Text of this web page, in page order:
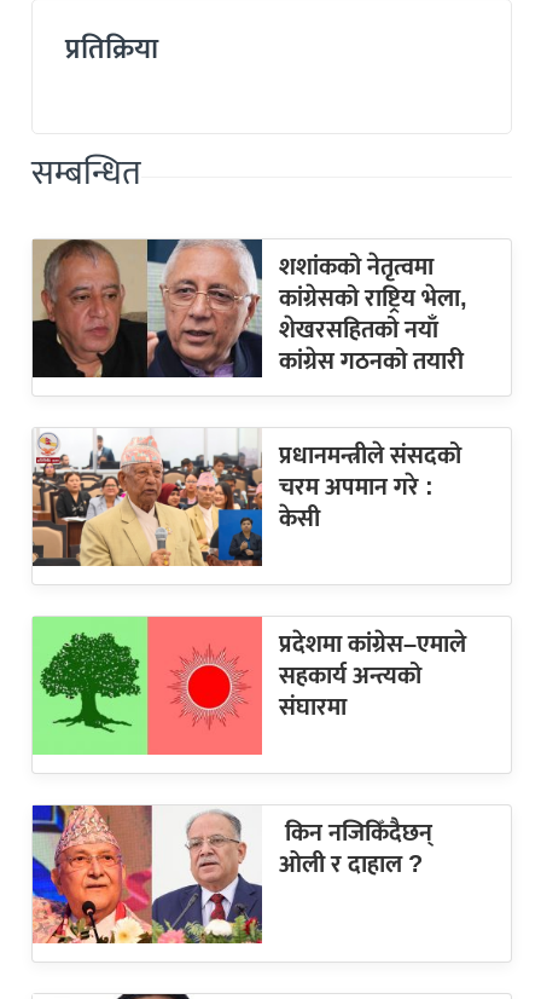
प्रतिक्रिया
सम्बन्धित
शशांकको नेतृत्वमा
कांग्रेसको राष्ट्रिय भेला,
शेखरसहितको नयाँ
कांग्रेस गठनको तयारी
प्रधानमन्त्रीले संसदको
चरम अपमान गरे :
केसी
प्रदेशमा कांग्रेस–एमाले
सहकार्य अन्त्यको
संघारमा
किन नजिकिँदैछन्
ओली र दाहाल ?